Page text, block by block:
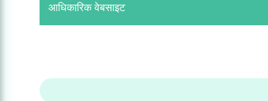
आधिकारिक वेबसाइट